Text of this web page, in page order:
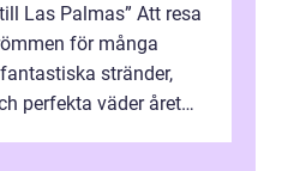
Las Palmas” Att resa
för många
stränder,
perfekta väder året